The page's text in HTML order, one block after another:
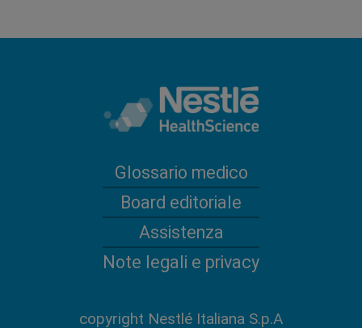
Glossario medico
Board editoriale
Assistenza
Note legali e privacy
copyright Nestlé Italiana S.p.A